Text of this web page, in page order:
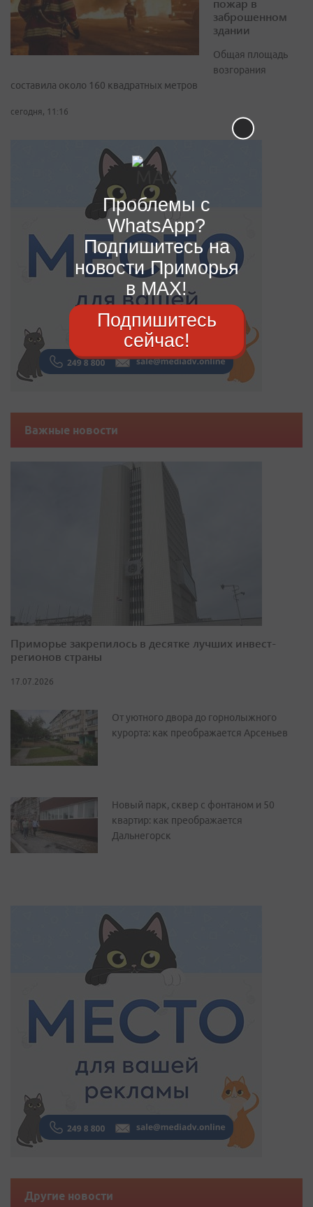
пожар в
заброшенном
здании
Общая площадь
возгорания
составила около 160 квадратных метров
сегодня, 11:16
Важные новости
Приморье закрепилось в десятке лучших инвест-
регионов страны
17.07.2026
От уютного двора до горнолыжного
курорта: как преображается Арсеньев
Новый парк, сквер с фонтаном и 50
квартир: как преображается
Дальнегорск
Другие новости
Проблемы с
WhatsApp?
Подпишитесь на
новости Приморья
в MAX!
Подпишитесь
сейчас!